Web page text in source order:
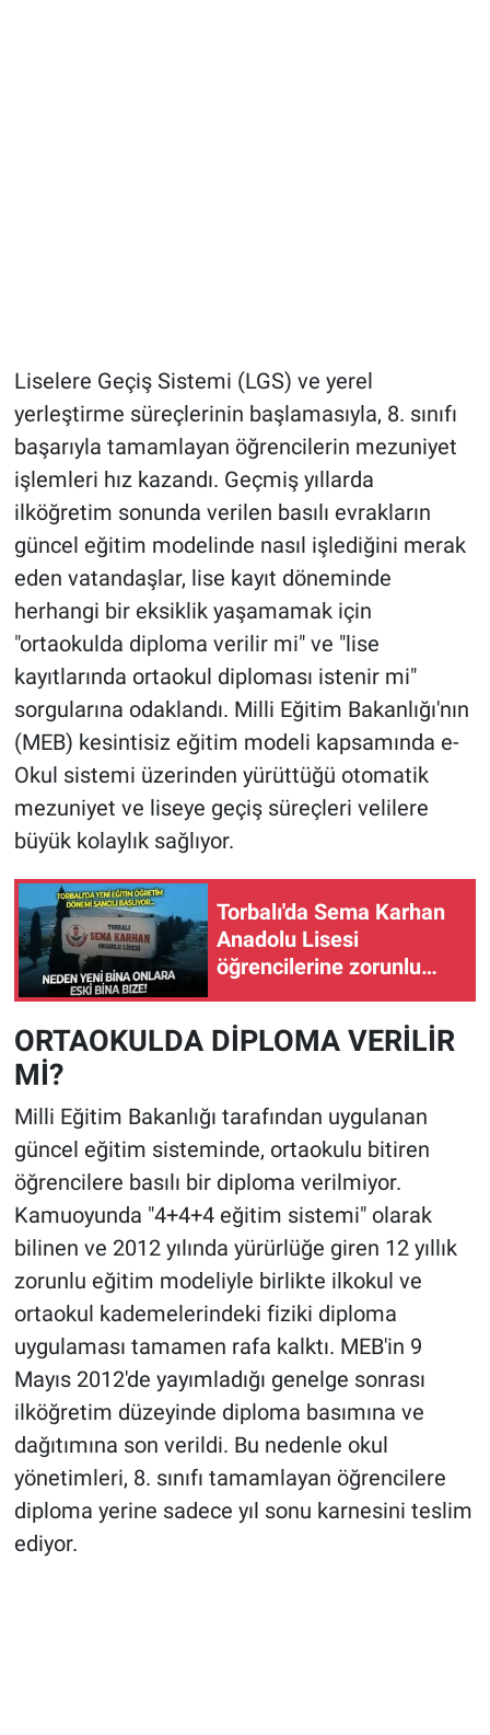
Liselere Geçiş Sistemi (LGS) ve yerel
yerleştirme süreçlerinin başlamasıyla, 8. sınıfı
başarıyla tamamlayan öğrencilerin mezuniyet
işlemleri hız kazandı. Geçmiş yıllarda
ilköğretim sonunda verilen basılı evrakların
güncel eğitim modelinde nasıl işlediğini merak
eden vatandaşlar, lise kayıt döneminde
herhangi bir eksiklik yaşamamak için
"ortaokulda diploma verilir mi" ve "lise
kayıtlarında ortaokul diploması istenir mi"
sorgularına odaklandı. Milli Eğitim Bakanlığı'nın
(MEB) kesintisiz eğitim modeli kapsamında e-
Okul sistemi üzerinden yürüttüğü otomatik
mezuniyet ve liseye geçiş süreçleri velilere
büyük kolaylık sağlıyor.
Torbalı'da Sema Karhan
Anadolu Lisesi
öğrencilerine zorunlu
velileri ikiye böldü
ORTAOKULDA DİPLOMA VERİLİR
Mİ?
Milli Eğitim Bakanlığı tarafından uygulanan
güncel eğitim sisteminde, ortaokulu bitiren
öğrencilere basılı bir diploma verilmiyor.
Kamuoyunda "4+4+4 eğitim sistemi" olarak
bilinen ve 2012 yılında yürürlüğe giren 12 yıllık
zorunlu eğitim modeliyle birlikte ilkokul ve
ortaokul kademelerindeki fiziki diploma
uygulaması tamamen rafa kalktı. MEB'in 9
Mayıs 2012'de yayımladığı genelge sonrası
ilköğretim düzeyinde diploma basımına ve
dağıtımına son verildi. Bu nedenle okul
yönetimleri, 8. sınıfı tamamlayan öğrencilere
diploma yerine sadece yıl sonu karnesini teslim
ediyor.